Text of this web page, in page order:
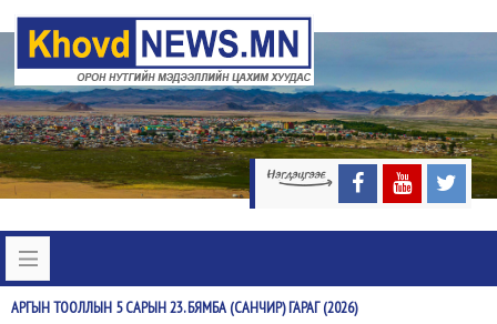
АРГЫНТООЛЛЫН 5 САРЫН 23. БЯМБА (САНЧИР) ГАРАГ (2026)